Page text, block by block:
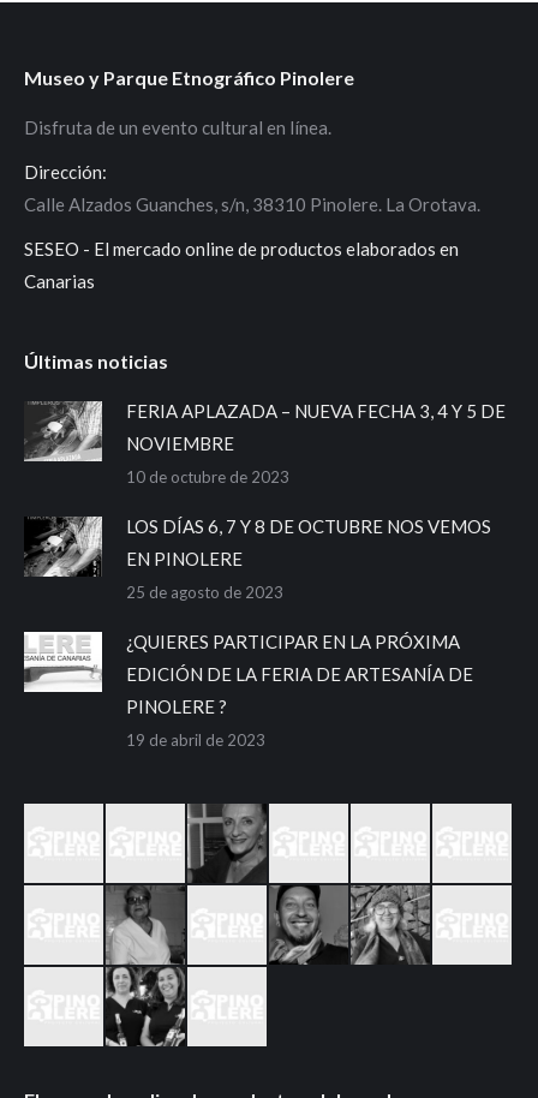
Museo y Parque Etnográfico Pinolere
Disfruta de un evento cultural en línea.
Dirección:
Calle Alzados Guanches, s/n, 38310 Pinolere. La Orotava.
SESEO - El mercado online de productos elaborados en
Canarias
Últimas noticias
FERIA APLAZADA – NUEVA FECHA 3, 4 Y 5 DE
NOVIEMBRE
10 de octubre de 2023
LOS DÍAS 6, 7 Y 8 DE OCTUBRE NOS VEMOS
EN PINOLERE
25 de agosto de 2023
¿QUIERES PARTICIPAR EN LA PRÓXIMA
EDICIÓN DE LA FERIA DE ARTESANÍA DE
PINOLERE ?
19 de abril de 2023